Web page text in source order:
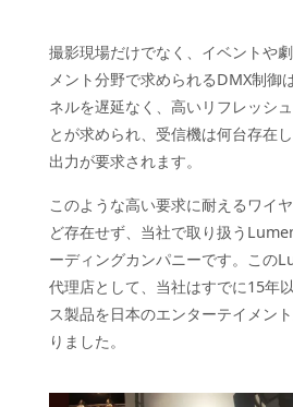
撮影現場だけでなく、イベントや
メント分野で求められるDMX制御
ネルを遅延なく、高いリフレッシ
とが求められ、受信機は何台存在
出力が要求されます。
このような高い要求に耐えるワイ
ど存在せず、当社で取り扱う
ーディングカンパニーです。この
代理店として、当社はすでに15年
ス製品を日本のエンターテイメン
りました。